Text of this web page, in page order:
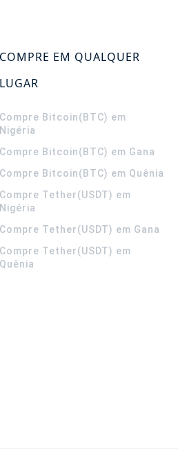
COMPRE EM QUALQUER
LUGAR
Compre Bitcoin(BTC) em
Nigéria
Compre Bitcoin(BTC) em Gana
Compre Bitcoin(BTC) em Quênia
Compre Tether(USDT) em
Nigéria
Compre Tether(USDT) em Gana
Compre Tether(USDT) em
Quênia